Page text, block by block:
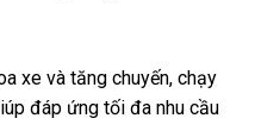
xe và tăng chuyến, chạy
đáp ứng tối đa nhu cầu